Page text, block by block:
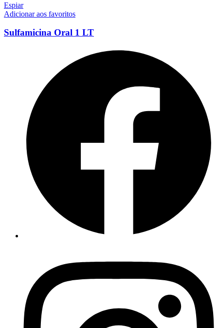
Espiar
Adicionar aos favoritos
Sulfamicina Oral 1 LT